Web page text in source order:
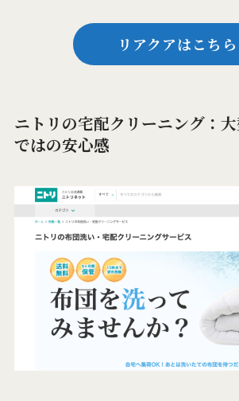
リアクアはこちら
ニトリの宅配クリーニング：
ではの安心感